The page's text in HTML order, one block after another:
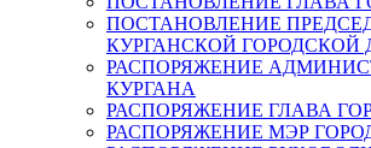
ПОСТАНОВЛЕНИЕ
КУРГАНСКОЙ ГОРОДСКОЙ
РАСПОРЯЖЕНИЕ
КУРГАНА
РАСПОРЯЖЕНИЕ ГЛАВА
РАСПОРЯЖЕНИЕ МЭР